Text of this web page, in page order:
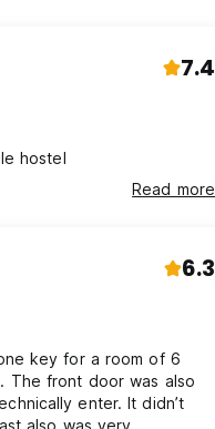
7.4
hostel
Read more
6.3
key for a room of 6
The front door was also
enter. It didn’t